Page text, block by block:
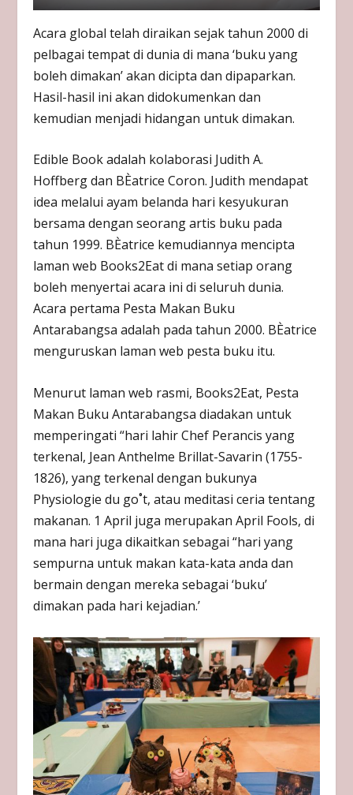
Acara global telah diraikan sejak tahun 2000 di
pelbagai tempat di dunia di mana ‘buku yang
boleh dimakan’ akan dicipta dan dipaparkan.
Hasil-hasil ini akan didokumenkan dan
kemudian menjadi hidangan untuk dimakan.
Edible Book adalah kolaborasi Judith A.
Hoffberg dan BÈatrice Coron. Judith mendapat
idea melalui ayam belanda hari kesyukuran
bersama dengan seorang artis buku pada
tahun 1999. BÈatrice kemudiannya mencipta
laman web Books2Eat di mana setiap orang
boleh menyertai acara ini di seluruh dunia.
Acara pertama Pesta Makan Buku
Antarabangsa adalah pada tahun 2000. BÈatrice
menguruskan laman web pesta buku itu.
Menurut laman web rasmi, Books2Eat, Pesta
Makan Buku Antarabangsa diadakan untuk
memperingati “hari lahir Chef Perancis yang
terkenal, Jean Anthelme Brillat-Savarin (1755-
1826), yang terkenal dengan bukunya
Physiologie du go˚t, atau meditasi ceria tentang
makanan. 1 April juga merupakan April Fools, di
mana hari juga dikaitkan sebagai “hari yang
sempurna untuk makan kata-kata anda dan
bermain dengan mereka sebagai ‘buku’
dimakan pada hari kejadian.’